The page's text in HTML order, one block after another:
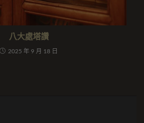
八大處塔讚
2025 年 9 月 18 日